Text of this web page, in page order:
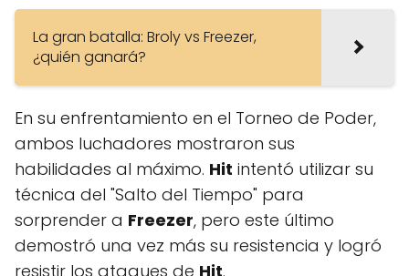
La gran batalla: Broly vs Freezer,
¿quién ganará?
En su enfrentamiento en el Torneo de Poder,
ambos luchadores mostraron sus
habilidades al máximo. Hit intentó utilizar su
técnica del "Salto del Tiempo" para
sorprender a Freezer, pero este último
demostró una vez más su resistencia y logró
resistir los ataques de Hit.